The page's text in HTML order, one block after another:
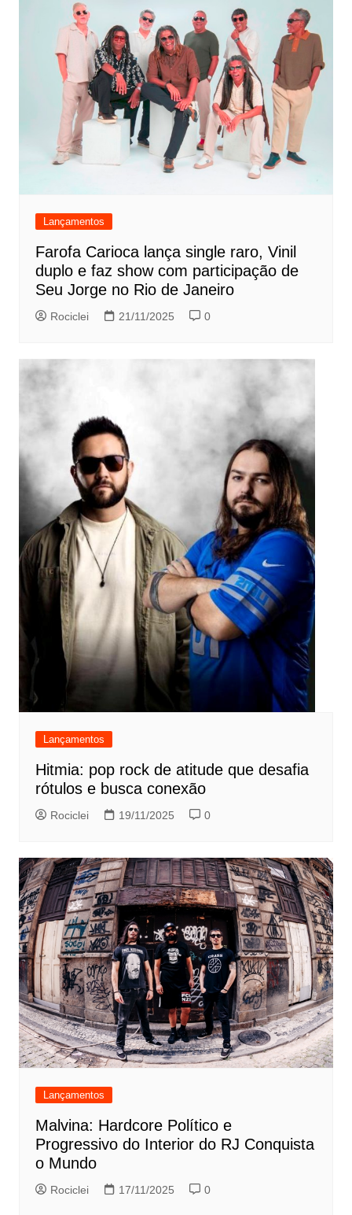
Lançamentos
Farofa Carioca lança single raro, Vinil
duplo e faz show com participação de
Seu Jorge no Rio de Janeiro
Rociclei 21/11/2025 0
Lançamentos
Hitmia: pop rock de atitude que desafia
rótulos e busca conexão
Rociclei 19/11/2025 0
Lançamentos
Malvina: Hardcore Político e
Progressivo do Interior do RJ Conquista
o Mundo
Rociclei 17/11/2025 0